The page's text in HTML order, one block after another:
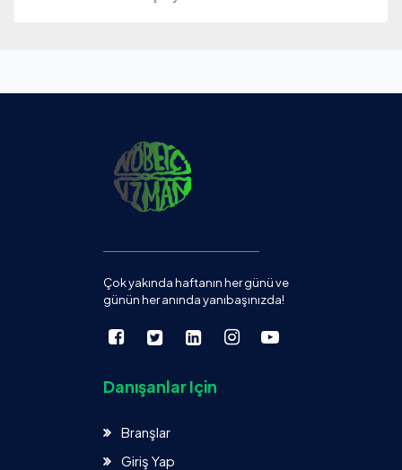
Çok yakında haftanın her günü ve
günün her anında yanıbaşınızda!
Danışanlar Için
Branşlar
Giriş Yap